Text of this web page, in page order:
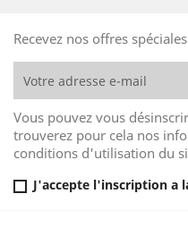
Recevez nos offres spéciales
Vous pouvez vous
trouverez pour cela nos
conditions d'utilisation du
J'accepte l'inscription a